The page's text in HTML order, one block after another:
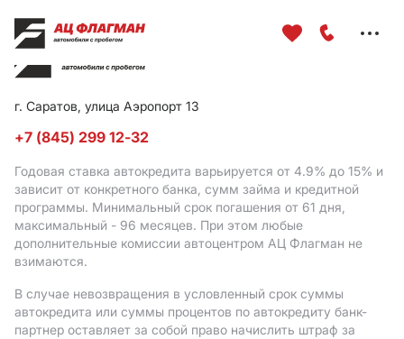
г. Саратов, улица Аэропорт 13
+7 (845) 299 12-32
Годовая ставка автокредита варьируется от 4.9% до 15% и
зависит от конкретного банка, сумм займа и кредитной
программы. Минимальный срок погашения от 61 дня,
максимальный - 96 месяцев. При этом любые
дополнительные комиссии автоцентром АЦ Флагман не
взимаются.
В случае невозвращения в условленный срок суммы
автокредита или суммы процентов по автокредиту банк-
партнер оставляет за собой право начислить штраф за